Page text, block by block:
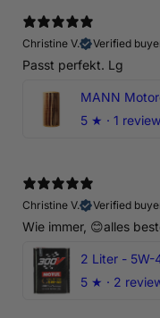
Christine V.
Verified
Passt perfekt. Lg
5 ★ · 1 review
Christine V.
Verified
Wie immer, 😊alles
5 ★ · 2